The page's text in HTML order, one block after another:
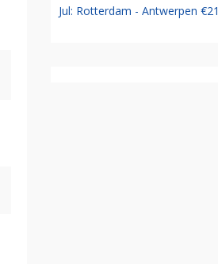
Jul: Rotterdam - Antwerpen €21